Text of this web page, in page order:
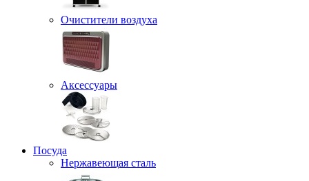
Очистители воздуха
Аксессуары
Посуда
Нержавеющая сталь